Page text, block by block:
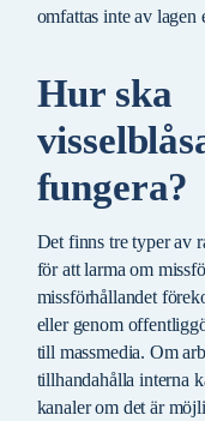
omfattas inte av lagen
Hur ska
fungera?
Det finns tre typer av
för att larma om
missförhållandet
eller genom
till massmedia. Om
tillhandahålla interna
kanaler om det är